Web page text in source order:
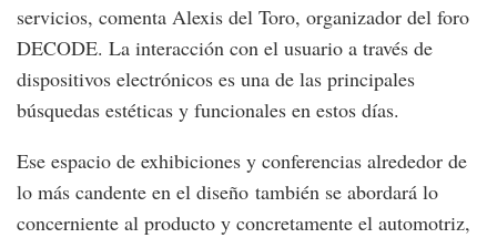
servicios, comenta Alexis del Toro, organizador del foro
DECODE. La interacción con el usuario a través de
dispositivos electrónicos es una de las principales
búsquedas estéticas y funcionales en estos días.
Ese espacio de exhibiciones y conferencias alrededor de
lo más candente en el diseño también se abordará lo
concerniente al producto y concretamente el automotriz,